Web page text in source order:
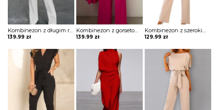
Kombinezon z długim rękawem i prostym dołem
139.99 zł
Kombinezon z gorsetową górą i szerokimi nogawkami
139.99 zł
Kombinezon z szerokimi rękawami i łezką na plecach
129.99 zł